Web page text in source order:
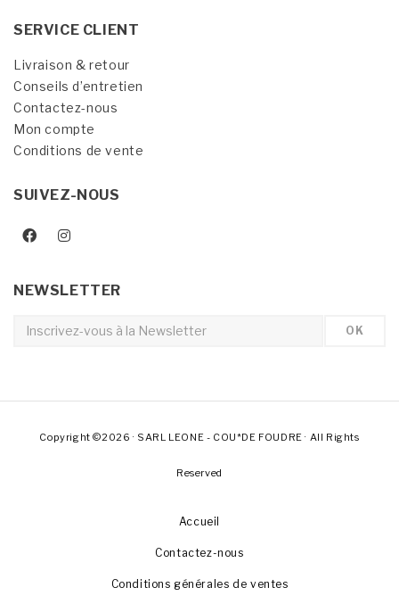
SERVICE CLIENT
Livraison & retour
Conseils d’entretien
Contactez-nous
Mon compte
Conditions de vente
SUIVEZ-NOUS
NEWSLETTER
Copyright ©2026 · SARL LEONE - COU*DE FOUDRE · All Rights
Reserved
Accueil
Contactez-nous
Conditions générales de ventes